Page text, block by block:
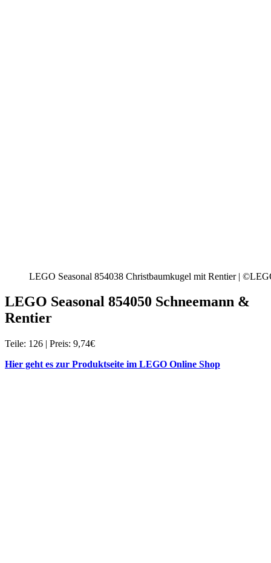
LEGO Seasonal 854038 Christbaumkugel mit Rentier |
LEGO Seasonal 854050 Schneemann &
Rentier
Teile: 126 | Preis: 9,74€
Hier geht es zur Produktseite im LEGO Online Shop